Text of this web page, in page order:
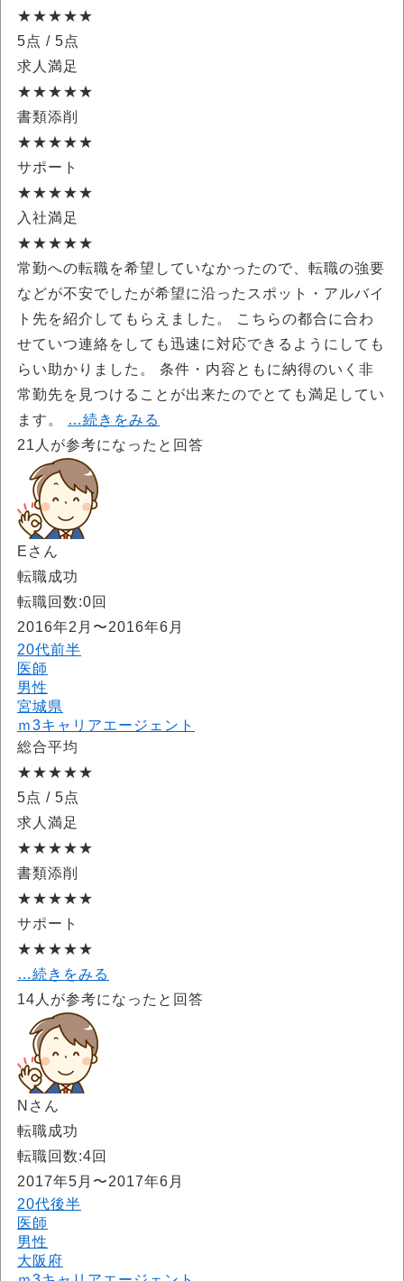
★★★★★
5点 / 5点
求人満足
★★★★★
書類添削
★★★★★
サポート
★★★★★
入社満足
★★★★★
常勤への転職を希望していなかったので、転職の強要
などが不安でしたが希望に沿ったスポット・アルバイ
ト先を紹介してもらえました。 こちらの都合に合わ
せていつ連絡をしても迅速に対応できるようにしても
らい助かりました。 条件・内容ともに納得のいく非
常勤先を見つけることが出来たのでとても満足してい
ます。
…続きをみる
21 人が参考になったと回答
Eさん
転職成功
転職回数:0回
2016年2月〜2016年6月
20代前半
医師
男性
宮城県
ｍ3キャリアエージェント
総合平均
★★★★★
5点 / 5点
求人満足
★★★★★
書類添削
★★★★★
サポート
★★★★★
…続きをみる
14 人が参考になったと回答
Nさん
転職成功
転職回数:4回
2017年5月〜2017年6月
20代後半
医師
男性
大阪府